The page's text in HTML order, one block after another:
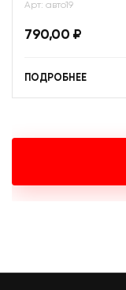
Арт: авто19
790,00 ₽
ПОДРОБНЕЕ